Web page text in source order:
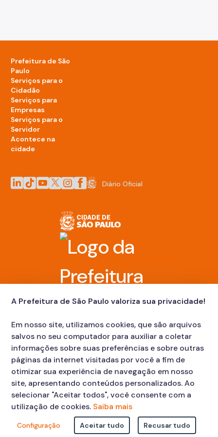
Prefeitura de São
Paulo
Serviços para o
Cidadão
Serviços para
Empresas
Serviços para o
Servidor
Acontece na
cidade
LinkedIn da Prefeitura de São Paulo
TikTok da Prefeitura de São Paulo
YouTube da Prefeitura de São Paulo
X da Prefeitura de São Paulo
Instagram da Prefeitura de São Paulo
Facebook da Prefeitura de São Paulo
Diário Oficial
Atendimento: Faça sua Solicitação
© COPYRIGHT 2023, Prefeitura Municipal de São Paulo Viaduto do
A Prefeitura de São Paulo valoriza sua privacidade!
Em nosso site, utilizamos cookies, que são arquivos
salvos no seu computador para auxiliar a coletar
informações sobre suas preferências e sobre outras
páginas da internet visitadas por você a fim de
otimizar sua experiência de navegação em nosso
site, apresentando conteúdos personalizados. Ao
selecionar "Aceitar todos", você consente com a
utilização de cookies. Saiba mais
Configuração Aceitar tudo Recusar tudo